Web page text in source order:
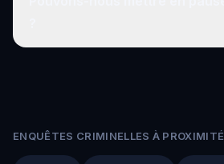
ENQUÊTES CRIMINELLES À PROXIMITÉ